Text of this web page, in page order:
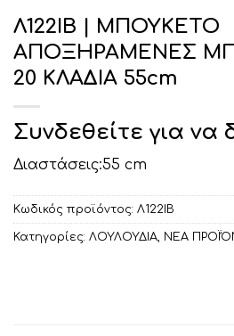
Λ122ΙΒ | ΜΠΟΥΚΕΤΟ
ΑΠΟΞΗΡΑΜΕΝΕΣ
20 ΚΛΑΔΙΑ 55cm
Συνδεθείτε για να
Διαστάσεις:55 cm
Κωδικός προϊόντος: Λ122ΙΒ
Κατηγορίες: ΛΟΥΛΟΥΔΙΑ, ΝΕΑ